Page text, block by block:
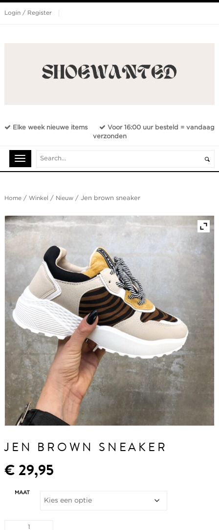
Login / Register
Elke week nieuwe items
Voor 16:00 uur besteld = vandaag
verzonden
Home / Winkel / Nieuw / Jen brown sneaker
JEN BROWN SNEAKER
€ 29,95
MAAT